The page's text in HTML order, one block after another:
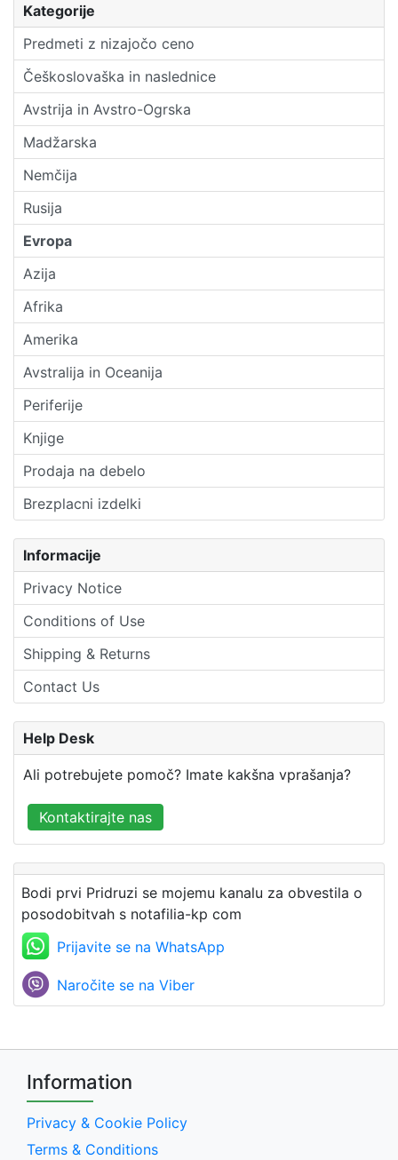
Kategorije
Predmeti z nizajočo ceno
Češkoslovaška in naslednice
Avstrija in Avstro-Ogrska
Madžarska
Nemčija
Rusija
Evropa
Azija
Afrika
Amerika
Avstralija in Oceanija
Periferije
Knjige
Prodaja na debelo
Brezplacni izdelki
Informacije
Privacy Notice
Conditions of Use
Shipping & Returns
Contact Us
Help Desk
Ali potrebujete pomoč? Imate kakšna vprašanja?
Kontaktirajte nas
Bodi prvi Pridruzi se mojemu kanalu za obvestila o
posodobitvah s notafilia-kp com
Prijavite se na WhatsApp
Naročite se na Viber
Information
Privacy & Cookie Policy
Terms & Conditions